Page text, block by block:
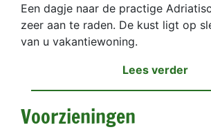
Een dagje naar de practige
zeer aan te raden. De kust ligt op
van u vakantiewoning.
Lees verder
Voorzieningen